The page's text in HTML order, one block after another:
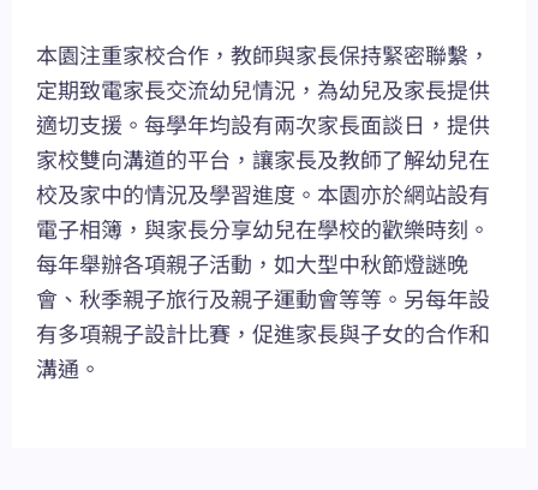
本園注重家校合作，教師與家長保持緊密聯繫，
定期致電家長交流幼兒情況，為幼兒及家長提供
適切支援。每學年均設有兩次家長面談日，提供
家校雙向溝道的平台，讓家長及教師了解幼兒在
校及家中的情況及學習進度。本園亦於網站設有
電子相簿，與家長分享幼兒在學校的歡樂時刻。
每年舉辦各項親子活動，如大型中秋節燈謎晚
會、秋季親子旅行及親子運動會等等。另每年設
有多項親子設計比賽，促進家長與子女的合作和
溝通。